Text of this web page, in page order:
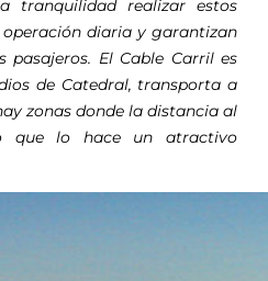
tranquilidad realizar estos
diaria y garantizan
pasajeros. El Cable Carril es
de Catedral, transporta a
zonas donde la distancia al
que lo hace un atractivo